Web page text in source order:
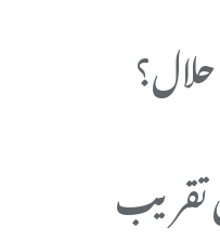
تقریب